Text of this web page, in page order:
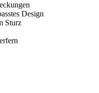
Design
Sturz